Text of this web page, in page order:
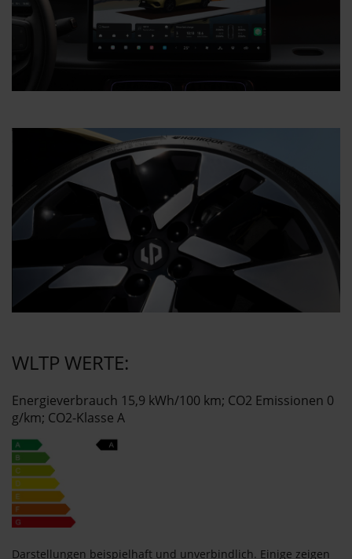
WLTP WERTE:
Energieverbrauch 15,9 kWh/100 km; CO2 Emissionen 0
g/km; CO2-Klasse A
Darstellungen beispielhaft und unverbindlich. Einige zeigen